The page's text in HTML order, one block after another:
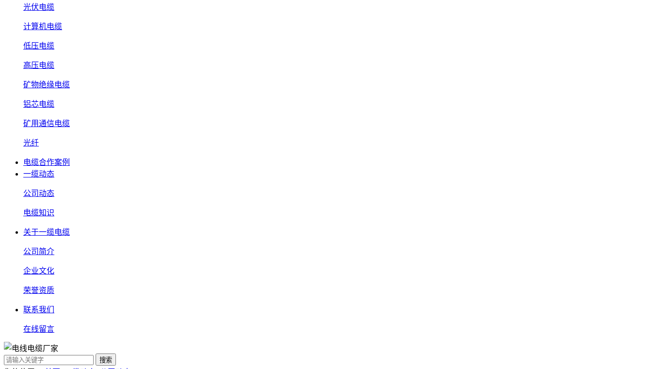
光伏电缆
计算机电缆
低压电缆
高压电缆
矿物绝缘电缆
铝芯电缆
矿用通信电缆
光纤
电缆合作案例
一缆动态
公司动态
电缆知识
关于一缆电缆
公司简介
企业文化
荣誉资质
联系我们
在线留言
搜索